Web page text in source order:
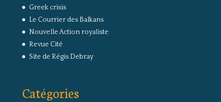
Greek crisis
Le Courrier des Balkans
Nouvelle Action royaliste
Revue Cité
Site de Régis Debray
Catégories